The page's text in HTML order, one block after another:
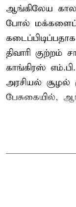
ஆங்கிலேய
போல் மக்களைப்
திவாரி குற்றம்
காங்கிரஸ்
அரசியல் சூழல்
பேசுகையில்,